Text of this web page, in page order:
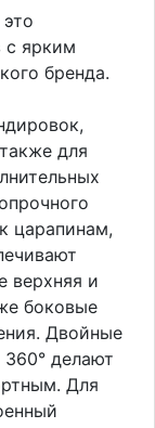
это
с ярким
бренда.
для
царапинам,
верхняя и
боковые
Двойные
делают
Для